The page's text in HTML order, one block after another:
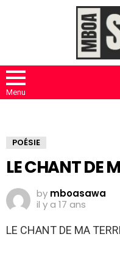
Menu
POÉSIE
LE CHANT DE
by mboasawa
il y a 17 ans
LE CHANT DE MA